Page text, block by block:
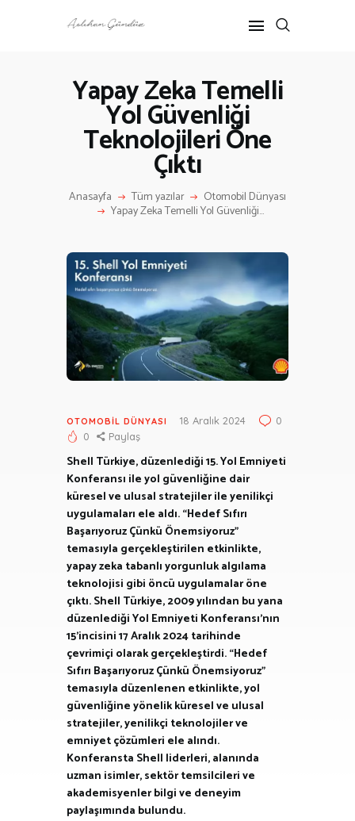
Yapay Zeka Temelli
Yol Güvenliği
Teknolojileri Öne
Çıktı
Anasayfa Tüm yazılar Otomobil Dünyası
Yapay Zeka Temelli Yol Güvenliği...
ANASAYFA
RÖPORTAJ
ANNE-ÇOCUK
KÜLTÜR SANAT
HAKKIMDA
İLETIŞIM
OTOMOBIL DÜNYASI 18 Aralık 2024
0
0
Paylaş
Shell Türkiye, düzenlediği 15. Yol Emniyeti
Konferansı ile yol güvenliğine dair
küresel ve ulusal stratejiler ile yenilikçi
uygulamaları ele aldı. “Hedef Sıfırı
Başarıyoruz Çünkü Önemsiyoruz”
temasıyla gerçekleştirilen etkinlikte,
yapay zeka tabanlı yorgunluk algılama
teknolojisi gibi öncü uygulamalar öne
çıktı. Shell Türkiye, 2009 yılından bu yana
düzenlediği Yol Emniyeti Konferansı’nın
15’incisini 17 Aralık 2024 tarihinde
çevrimiçi olarak gerçekleştirdi. “Hedef
Sıfırı Başarıyoruz Çünkü Önemsiyoruz”
temasıyla düzenlenen etkinlikte, yol
güvenliğine yönelik küresel ve ulusal
stratejiler, yenilikçi teknolojiler ve
emniyet çözümleri ele alındı.
Konferansta Shell liderleri, alanında
uzman isimler, sektör temsilcileri ve
akademisyenler bilgi ve deneyim
paylaşımında bulundu.